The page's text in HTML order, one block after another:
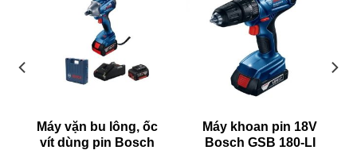
Máy vặn bu lông, ốc
vít dùng pin Bosch
Máy khoan pin 18V
Bosch GSB 180-LI